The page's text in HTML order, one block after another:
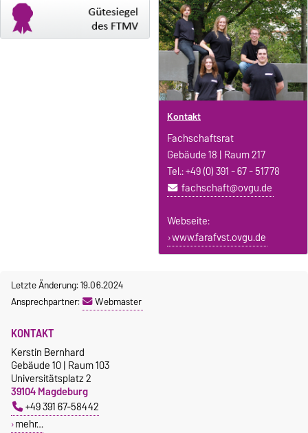
Kontakt
Fachschaftsrat
Gebäude 18 | Raum 217
Tel.: +49 (0) 391 - 67 - 51778
fachschaft@ovgu.de
Webseite:
www.farafvst.ovgu.de
Letzte Änderung: 19.06.2024
Ansprechpartner:
Webmaster
KONTAKT
Kerstin Bernhard
Gebäude 10 | Raum 103
Universitätsplatz 2
39104 Magdeburg
+49 391 67-58442
mehr…